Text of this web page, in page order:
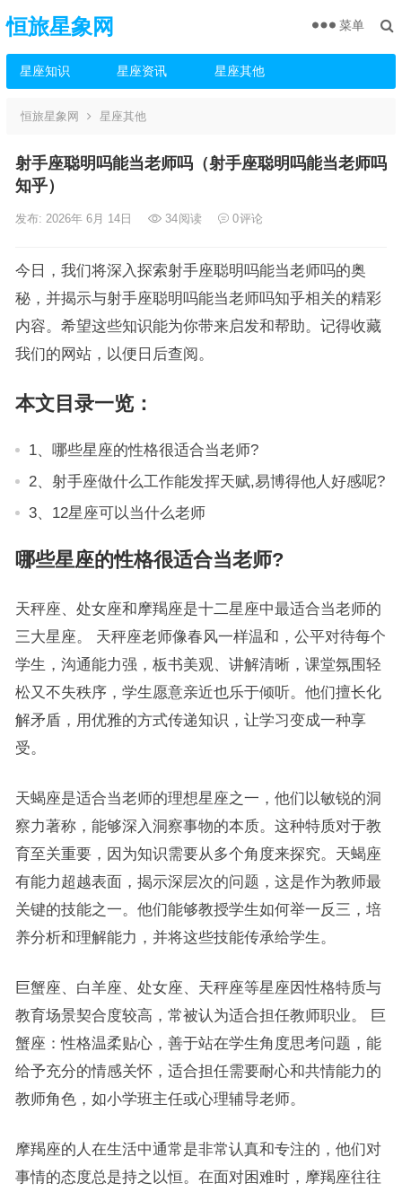
恒旅星象网
星座知识 星座资讯 星座其他
菜单
恒旅星象网 星座其他
射手座聪明吗能当老师吗（射手座聪明吗能当老师吗
知乎）
发布: 2026年 6月 14日 34阅读 0评论
今日，我们将深入探索射手座聪明吗能当老师吗的奥
秘，并揭示与射手座聪明吗能当老师吗知乎相关的精彩
内容。希望这些知识能为你带来启发和帮助。记得收藏
我们的网站，以便日后查阅。
本文目录一览：
1、哪些星座的性格很适合当老师?
2、射手座做什么工作能发挥天赋,易博得他人好感呢?
3、12星座可以当什么老师
哪些星座的性格很适合当老师?
天秤座、处女座和摩羯座是十二星座中最适合当老师的
三大星座。 天秤座老师像春风一样温和，公平对待每个
学生，沟通能力强，板书美观、讲解清晰，课堂氛围轻
松又不失秩序，学生愿意亲近也乐于倾听。他们擅长化
解矛盾，用优雅的方式传递知识，让学习变成一种享
受。
天蝎座是适合当老师的理想星座之一，他们以敏锐的洞
察力著称，能够深入洞察事物的本质。这种特质对于教
育至关重要，因为知识需要从多个角度来探究。天蝎座
有能力超越表面，揭示深层次的问题，这是作为教师最
关键的技能之一。他们能够教授学生如何举一反三，培
养分析和理解能力，并将这些技能传承给学生。
巨蟹座、白羊座、处女座、天秤座等星座因性格特质与
教育场景契合度较高，常被认为适合担任教师职业。 巨
蟹座：性格温柔贴心，善于站在学生角度思考问题，能
给予充分的情感关怀，适合担任需要耐心和共情能力的
教师角色，如小学班主任或心理辅导老师。
摩羯座的人在生活中通常是非常认真和专注的，他们对
事情的态度总是持之以恒。在面对困难时，摩羯座往往